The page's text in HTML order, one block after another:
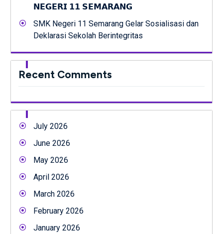
𝗡𝗘𝗚𝗘𝗥𝗜 𝟭𝟭 𝗦𝗘𝗠𝗔𝗥𝗔𝗡𝗚
SMK Negeri 11 Semarang Gelar Sosialisasi dan
Deklarasi Sekolah Berintegritas
Recent Comments
July 2026
June 2026
May 2026
April 2026
March 2026
February 2026
January 2026